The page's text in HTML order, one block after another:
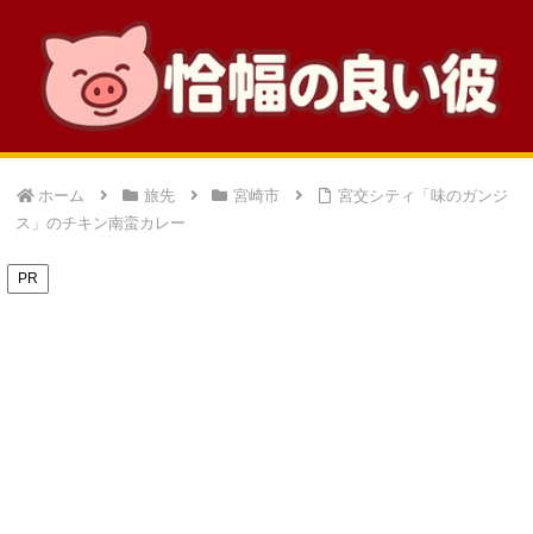
ホーム 旅先 宮崎市
宮交シティ「味のガンジ
ス」のチキン南蛮カレー
PR